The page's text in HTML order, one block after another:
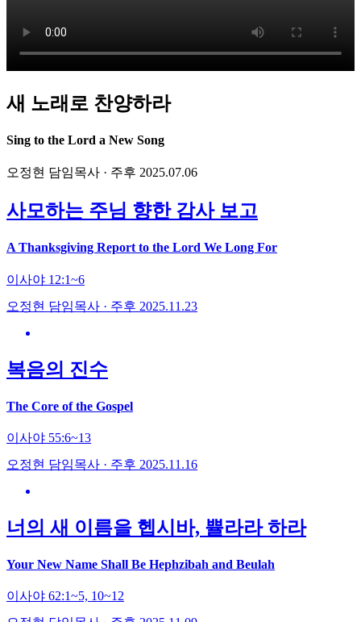
새 노래로 찬양하라
Sing to the Lord a New Song
오정현 담임목사 · 주후 2025.07.06
사모하는 주님 향한 감사 보고
A Thanksgiving Report to the Lord We Long For
이사야 12:1~6
오정현 담임목사 · 주후 2025.11.23
복음의 진수
The Core of the Gospel
이사야 55:6~13
오정현 담임목사 · 주후 2025.11.16
너의 새 이름을 헵시바, 쁄라라 하라
Your New Name Shall Be Hephzibah and Beulah
이사야 62:1~5, 10~12